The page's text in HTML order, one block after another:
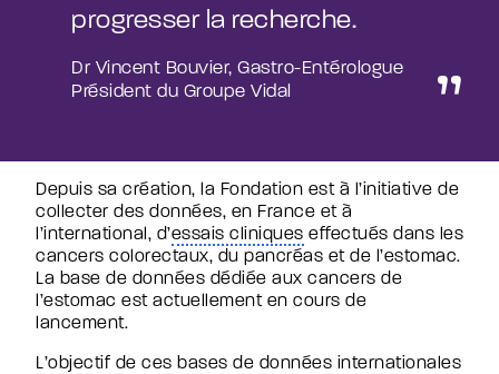
Les bases de données ARCAD
Newsroom
Actualités
Événements sportifs
Podcasts
Hackathon
Agir avec nous
Pourquoi donner ?
J’agis en tant que particulier
In memoriam
J’agis en tant qu’entreprise
progresser la recherche.
Dr Vincent Bouvier, Gastro-Entérologue
Président du Groupe Vidal
Depuis sa création, la Fondation est à l’initiative de
collecter des données, en France et à
l’international, d’essais cliniques effectués dans les
cancers colorectaux, du pancréas et de l’estomac.
La base de données dédiée aux cancers de
l’estomac est actuellement en cours de
lancement.
L’objectif de ces bases de données internationales